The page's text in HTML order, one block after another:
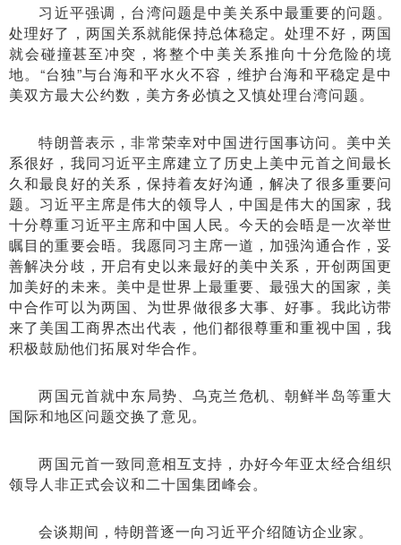
习近平强调，台湾问题是中美关系中最重要的问题。
处理好了，两国关系就能保持总体稳定。处理不好，两国
就会碰撞甚至冲突，将整个中美关系推向十分危险的境
地。“台独”与台海和平水火不容，维护台海和平稳定是中
美双方最大公约数，美方务必慎之又慎处理台湾问题。
特朗普表示，非常荣幸对中国进行国事访问。美中关
系很好，我同习近平主席建立了历史上美中元首之间最长
久和最良好的关系，保持着友好沟通，解决了很多重要问
题。习近平主席是伟大的领导人，中国是伟大的国家，我
十分尊重习近平主席和中国人民。今天的会晤是一次举世
瞩目的重要会晤。我愿同习主席一道，加强沟通合作，妥
善解决分歧，开启有史以来最好的美中关系，开创两国更
加美好的未来。美中是世界上最重要、最强大的国家，美
中合作可以为两国、为世界做很多大事、好事。我此访带
来了美国工商界杰出代表，他们都很尊重和重视中国，我
积极鼓励他们拓展对华合作。
两国元首就中东局势、乌克兰危机、朝鲜半岛等重大
国际和地区问题交换了意见。
两国元首一致同意相互支持，办好今年亚太经合组织
领导人非正式会议和二十国集团峰会。
会谈期间，特朗普逐一向习近平介绍随访企业家。